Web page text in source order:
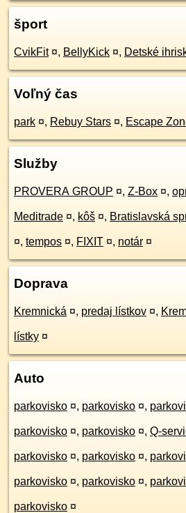
šport
CvikFit ¤, BellyKick ¤, Detské
Voľný čas
park ¤, Rebuy Stars ¤, Escape
Služby
PROVERA GROUP ¤, Z-Box ¤,
Meditrade ¤, kôš ¤, Bratislavská
¤, tempos ¤, FIXIT ¤, notár ¤
Doprava
Kremnická ¤, predaj lístkov ¤,
lístky ¤
Auto
parkovisko ¤, parkovisko ¤,
parkovisko ¤, parkovisko ¤, Q-
parkovisko ¤, parkovisko ¤,
parkovisko ¤, parkovisko ¤,
parkovisko ¤